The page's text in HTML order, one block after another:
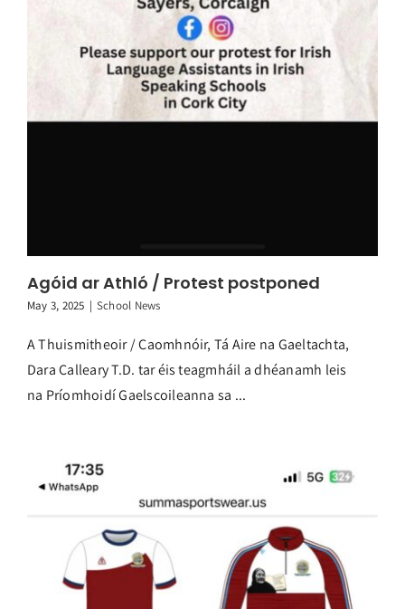
Agóid ar Athló / Protest postponed
May 3, 2025 | School News
A Thuismitheoir / Caomhnóir, Tá Aire na Gaeltachta,
Dara Calleary T.D. tar éis teagmháil a dhéanamh leis
na Príomhoidí Gaelscoileanna sa ...